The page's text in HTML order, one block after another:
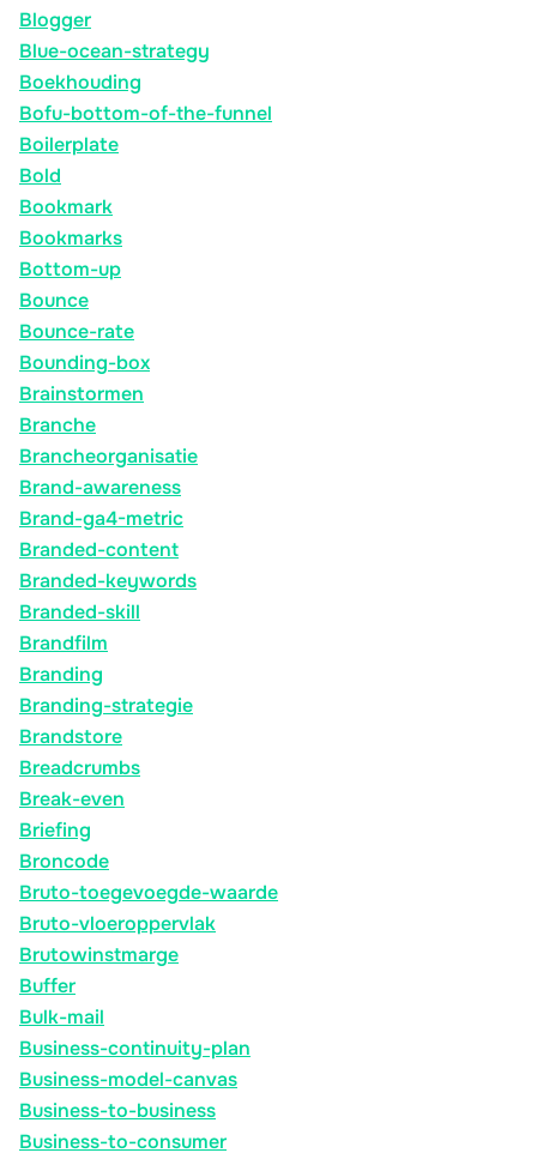
Blogger
Blue-ocean-strategy
Boekhouding
Bofu-bottom-of-the-funnel
Boilerplate
Bold
Bookmark
Bookmarks
Bottom-up
Bounce
Bounce-rate
Bounding-box
Brainstormen
Branche
Brancheorganisatie
Brand-awareness
Brand-ga4-metric
Branded-content
Branded-keywords
Branded-skill
Brandfilm
Branding
Branding-strategie
Brandstore
Breadcrumbs
Break-even
Briefing
Broncode
Bruto-toegevoegde-waarde
Bruto-vloeroppervlak
Brutowinstmarge
Buffer
Bulk-mail
Business-continuity-plan
Business-model-canvas
Business-to-business
Business-to-consumer